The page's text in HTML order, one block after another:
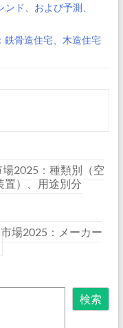
ド、および予測、
鉄骨造住宅、木造住宅
2025：種類別（空
置）、用途別分
場2025：メーカー
検索